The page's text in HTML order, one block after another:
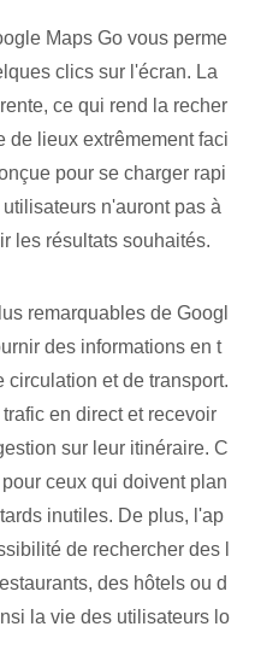
Maps Go vous perme
clics sur l'écran. La
ce qui rend la recher
de lieux extrêmement faci
pour se charger rapi
n'auront pas à
les résultats souhaités.
remarquables de Googl
des informations en t
et de transport.
en direct et recevoir
sur leur itinéraire. C
ceux qui doivent plan
inutiles. De plus, l'ap
de rechercher des l
des hôtels ou d
la vie des utilisateurs lo